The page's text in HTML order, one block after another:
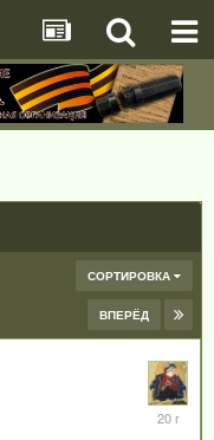
СОРТИРОВКА
ВПЕРЁД
18